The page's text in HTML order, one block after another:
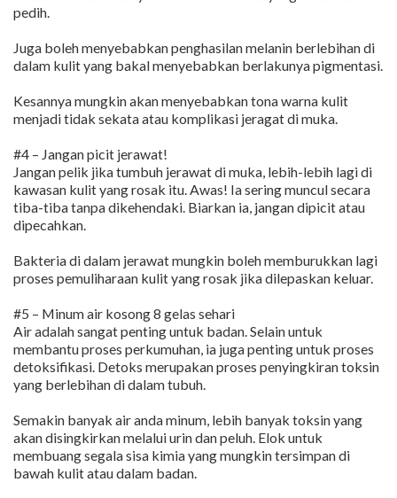
pedih.
Juga boleh menyebabkan penghasilan melanin berlebihan di
dalam kulit yang bakal menyebabkan berlakunya pigmentasi.
Kesannya mungkin akan menyebabkan tona warna kulit
menjadi tidak sekata atau komplikasi jeragat di muka.
#4 – Jangan picit jerawat!
Jangan pelik jika tumbuh jerawat di muka, lebih-lebih lagi di
kawasan kulit yang rosak itu. Awas! Ia sering muncul secara
tiba-tiba tanpa dikehendaki. Biarkan ia, jangan dipicit atau
dipecahkan.
Bakteria di dalam jerawat mungkin boleh memburukkan lagi
proses pemuliharaan kulit yang rosak jika dilepaskan keluar.
#5 – Minum air kosong 8 gelas sehari
Air adalah sangat penting untuk badan. Selain untuk
membantu proses perkumuhan, ia juga penting untuk proses
detoksifikasi. Detoks merupakan proses penyingkiran toksin
yang berlebihan di dalam tubuh.
Semakin banyak air anda minum, lebih banyak toksin yang
akan disingkirkan melalui urin dan peluh. Elok untuk
membuang segala sisa kimia yang mungkin tersimpan di
bawah kulit atau dalam badan.